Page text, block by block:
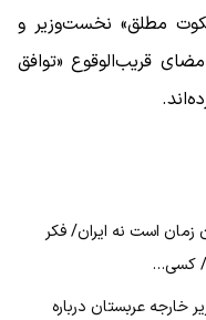
مطلق» نخست‌وزیر و
قریب‌الوقوع «توافق
است نه ایران/ فکر
کسی…
عربستان درباره